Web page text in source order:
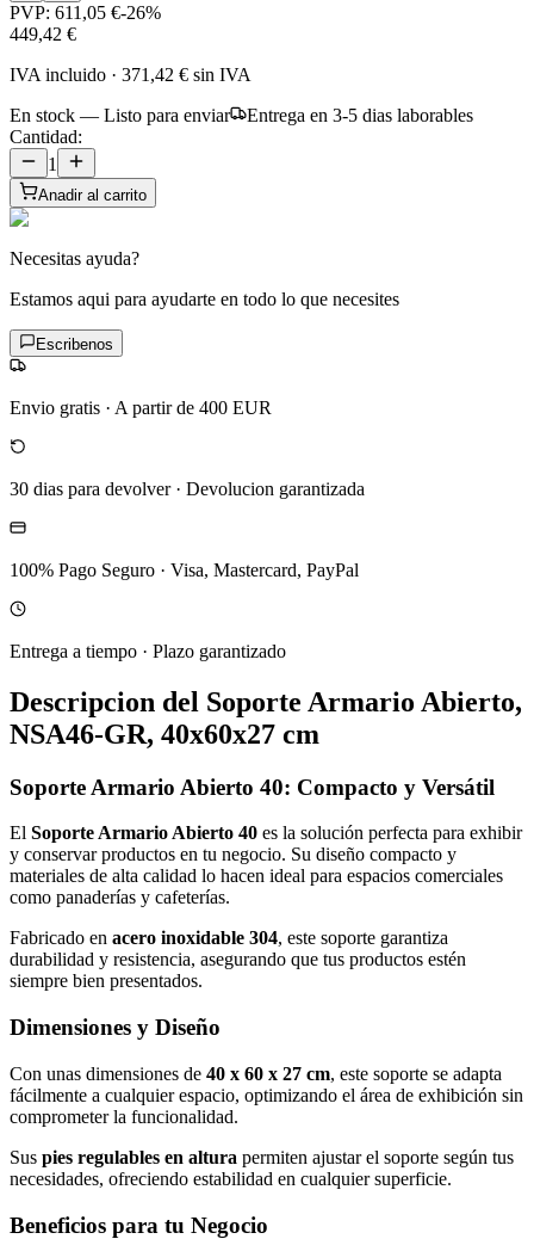
PVP: 611,05 €-26%
449,42 €
IVA incluido · 371,42 € sin IVA
En stock — Listo para enviar
Entrega en 3-5 dias laborables
Cantidad:
1
Anadir al carrito
Necesitas ayuda?
Estamos aqui para ayudarte en todo lo que necesites
Escribenos
Envio gratis · A partir de 400 EUR
30 dias para devolver· Devolucion garantizada
100% Pago Seguro · Visa, Mastercard, PayPal
Entrega a tiempo · Plazo garantizado
Descripcion del Soporte Armario Abierto,
NSA46-GR, 40x60x27 cm
Soporte Armario Abierto 40: Compacto y Versátil
El Soporte Armario Abierto 40 es la solución perfecta para exhibir
y conservar productos en tu negocio. Su diseño compacto y
materiales de alta calidad lo hacen ideal para espacios comerciales
como panaderías y cafeterías.
Fabricado en acero inoxidable 304, este soporte garantiza
durabilidad y resistencia, asegurando que tus productos estén
siempre bien presentados.
Dimensiones y Diseño
Con unas dimensiones de 40 x 60 x 27 cm, este soporte se adapta
fácilmente a cualquier espacio, optimizando el área de exhibición sin
comprometer la funcionalidad.
Sus pies regulables en altura permiten ajustar el soporte según tus
necesidades, ofreciendo estabilidad en cualquier superficie.
Beneficios para tu Negocio